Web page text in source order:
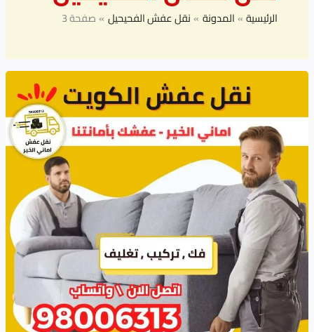
الرئيسية المدونة نقل عفش الفحيحيل صفحة 3
المكاتب
الكويت
أماني
الخير
|
خبرة
وأمان
في
نقل